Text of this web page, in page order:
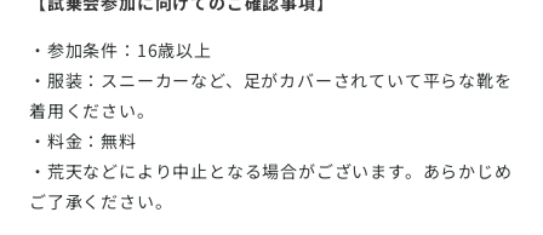
・参加条件：16歳以上
・服装：スニーカーなど、足がカバーされていて平らな靴を
着用ください。
・料金：無料
・荒天などにより中止となる場合がございます。あらかじめ
ご了承ください。